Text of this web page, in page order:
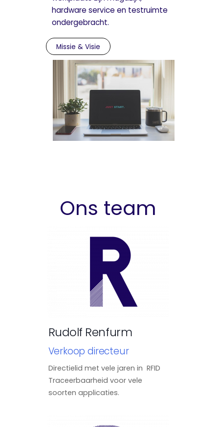
hardware service en testruimte
ondergebracht.
Missie & Visie
Ons team
Rudolf Renfurm
Verkoop directeur
Directielid met vele jaren in RFID
Traceerbaarheid voor vele
soorten applicaties.